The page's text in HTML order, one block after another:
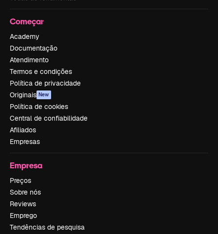
Começar
Academy
Documentação
Atendimento
Termos e condições
Política de privacidade
Originais New
Política de cookies
Central de confiabilidade
Afiliados
Empresas
Empresa
Preços
Sobre nós
Reviews
Emprego
Tendências de pesquisa